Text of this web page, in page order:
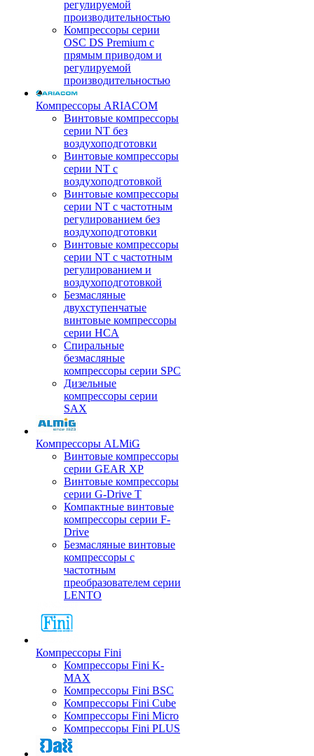
регулируемой
производительностью
Компрессоры серии
OSC DS Premium с
прямым приводом и
регулируемой
производительностью
Компрессоры ARIACOM
Винтовые компрессоры
серии NT без
воздухоподготовки
Винтовые компрессоры
серии NT c
воздухоподготовкой
Винтовые компрессоры
серии NT с частотным
регулированием без
воздухоподготовки
Винтовые компрессоры
серии NT с частотным
регулированием и
воздухоподготовкой
Безмасляные
двухступенчатые
винтовые компрессоры
серии HCA
Спиральные
безмасляные
компрессоры серии SPC
Дизельные
компрессоры серии
SAX
Компрессоры ALMiG
Винтовые компрессоры
серии GEAR XP
Винтовые компрессоры
серии G-Drive T
Компактные винтовые
компрессоры серии F-
Drive
Безмасляные винтовые
компрессоры с
частотным
преобразователем серии
LENTO
Компрессоры Fini
Компрессоры Fini K-
MAX
Компрессоры Fini BSC
Компрессоры Fini Cube
Компрессоры Fini Micro
Компрессоры Fini PLUS